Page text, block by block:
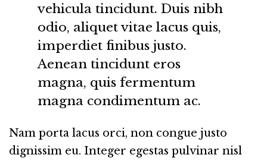
vehicula tincidunt. Duis nibh
odio, aliquet vitae lacus quis,
imperdiet finibus justo.
Aenean tincidunt eros
magna, quis fermentum
magna condimentum ac.
Nam porta lacus orci, non congue justo
dignissim eu. Integer egestas pulvinar nisl